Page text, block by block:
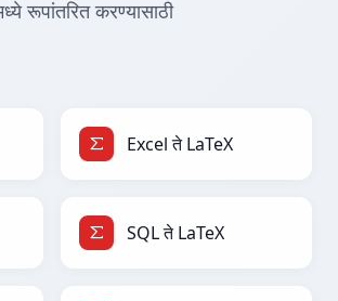
रूपांतरित करण्यासाठी
Excel ते LaTeX
SQL ते LaTeX